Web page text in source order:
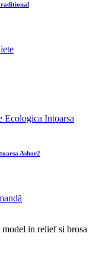
Ashor2